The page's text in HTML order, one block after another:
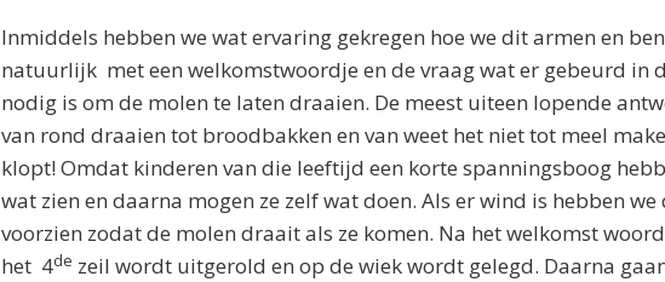
Inmiddels hebben we wat ervaring gekregen hoe we dit armen en
natuurlijk met een welkomstwoordje en de vraag wat er gebeurd in
nodig is om de molen te laten draaien. De meest uiteen lopende
van rond draaien tot broodbakken en van weet het niet tot meel
klopt! Omdat kinderen van die leeftijd een korte spanningsboog
wat zien en daarna mogen ze zelf wat doen. Als er wind is hebben
voorzien zodat de molen draait als ze komen. Na het welkomst
het 4de zeil wordt uitgerold en op de wiek wordt gelegd. Daarna